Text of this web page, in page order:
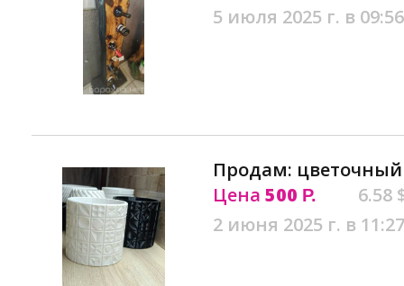
5 июля 2025 г. в 09:56
Продам:
Цена 500 Р.
6.58
2 июня 2025 г. в 11:27